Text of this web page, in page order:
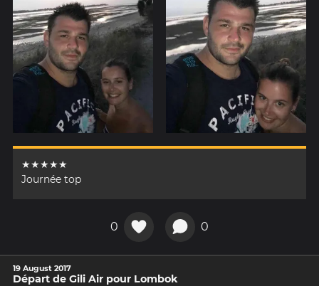
★★★★★
Journée top
0 0
19 August 2017
Départ de Gili Air pour Lombok